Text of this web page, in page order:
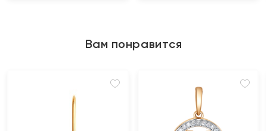
Вам понравится